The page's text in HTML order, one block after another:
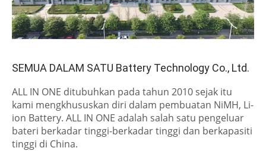
SEMUA DALAM SATU Battery Technology Co., Ltd.
ALL IN ONE ditubuhkan pada tahun 2010 sejak itu
kami mengkhususkan diri dalam pembuatan NiMH, Li-
ion Battery. ALL IN ONE adalah salah satu pengeluar
bateri berkadar tinggi-berkadar tinggi dan berkapasiti
tinggi di China.